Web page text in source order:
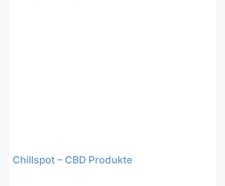
Chillspot – CBD Produkte